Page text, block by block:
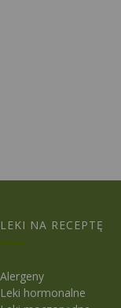
LEKI NA RECEPTĘ
Alergeny
Leki hormonalne